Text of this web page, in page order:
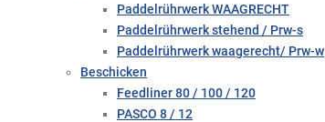
Paddelrührwerk WAAGRECHT
Paddelrührwerk stehend / Prw-s
Paddelrührwerk waagerecht/ Prw-w
Beschicken
Feedliner 80 / 100 / 120
PASCO 8 / 12